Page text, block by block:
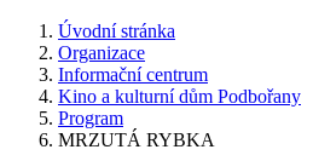
Úvodní stránka
Organizace
Informační centrum
Kino a kulturní dům Podbořany
Program
MRZUTÁ RYBKA